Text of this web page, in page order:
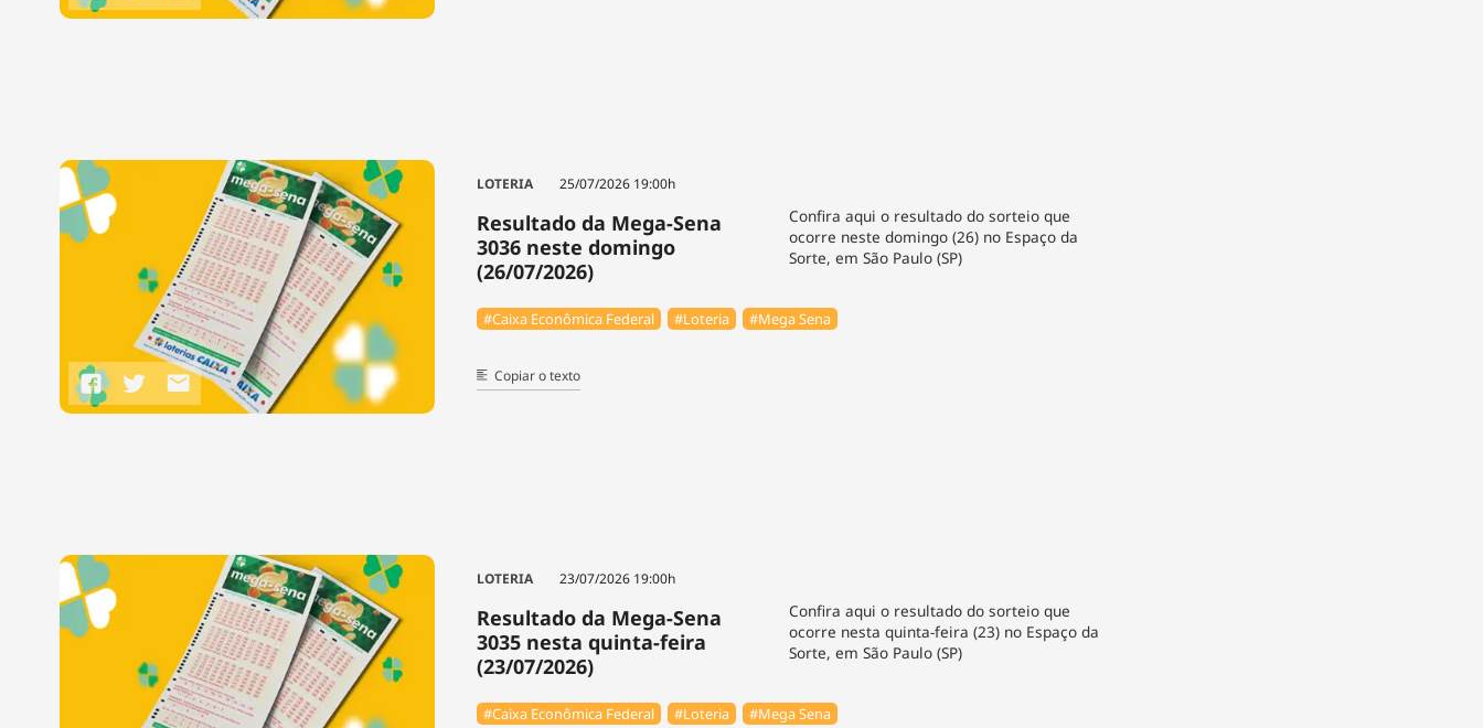
LOTERIA 25/07/2026 19:00h
Resultado da Mega-Sena
3036 neste domingo
(26/07/2026)
Confira aqui o resultado do sorteio que
ocorre neste domingo (26) no Espaço da
Sorte, em São Paulo (SP)
#Caixa Econômica Federal #Loteria #Mega Sena
Copiar o texto
LOTERIA 23/07/2026 19:00h
Resultado da Mega-Sena
3035 nesta quinta-feira
(23/07/2026)
Confira aqui o resultado do sorteio que
ocorre nesta quinta-feira (23) no Espaço da
Sorte, em São Paulo (SP)
#Caixa Econômica Federal #Loteria #Mega Sena